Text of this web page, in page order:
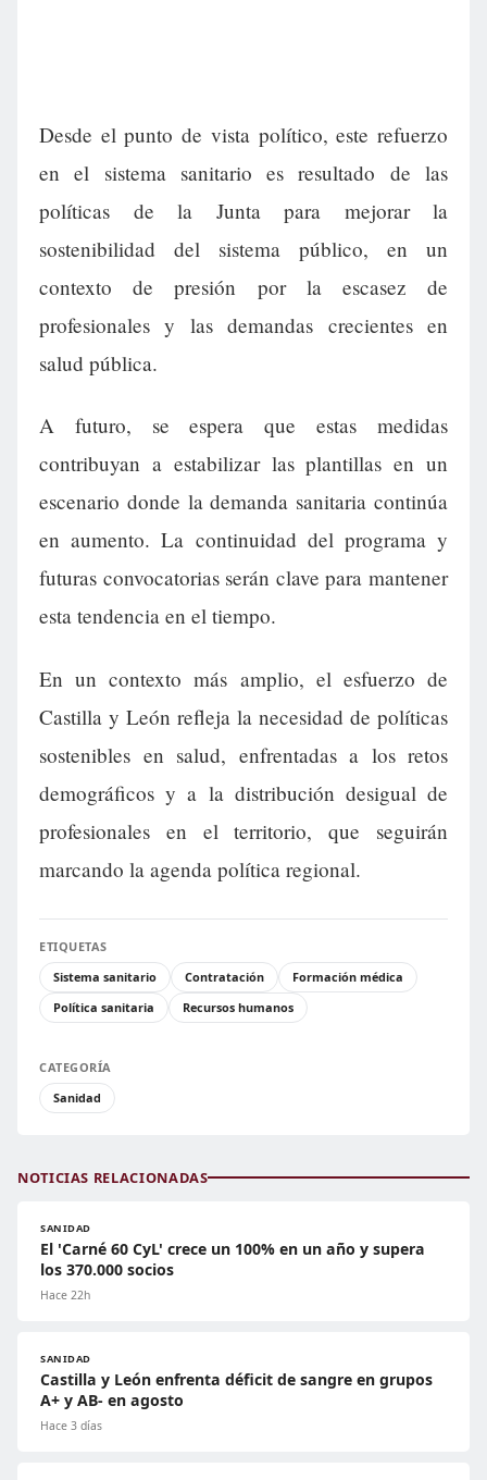
Desde el punto de vista político, este refuerzo
en el sistema sanitario es resultado de las
políticas de la Junta para mejorar la
sostenibilidad del sistema público, en un
contexto de presión por la escasez de
profesionales y las demandas crecientes en
salud pública.
A futuro, se espera que estas medidas
contribuyan a estabilizar las plantillas en un
escenario donde la demanda sanitaria continúa
en aumento. La continuidad del programa y
futuras convocatorias serán clave para mantener
esta tendencia en el tiempo.
En un contexto más amplio, el esfuerzo de
Castilla y León refleja la necesidad de políticas
sostenibles en salud, enfrentadas a los retos
demográficos y a la distribución desigual de
profesionales en el territorio, que seguirán
marcando la agenda política regional.
ETIQUETAS
Sistema sanitario
Contratación
Formación médica
Política sanitaria
Recursos humanos
CATEGORÍA
Sanidad
NOTICIAS RELACIONADAS
SANIDAD
El 'Carné 60 CyL' crece un 100% en un año y supera
los 370.000 socios
Hace 22h
SANIDAD
Castilla y León enfrenta déficit de sangre en grupos
A+ y AB- en agosto
Hace 3 días